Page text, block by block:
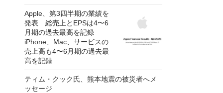
Apple、第3四半期の業績を
発表 総売上とEPSは4〜6
月期の過去最高を記録
iPhone、Mac、サービスの
売上高も4〜6月期の過去最
高を記録
ティム・クック氏、熊本地震の被災者へメ
ッセージ